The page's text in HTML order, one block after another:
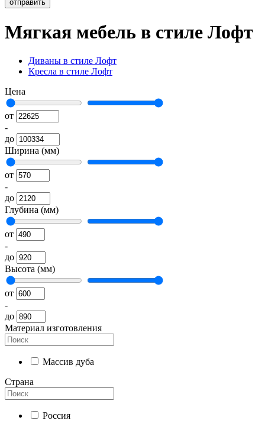
Мягкая мебель в стиле Лофт
Диваны в стиле Лофт
Кресла в стиле Лофт
Цена
от
-
до
Ширина (мм)
от
-
до
Глубина (мм)
от
-
до
Высота (мм)
от
-
до
Материал изготовления
Массив дуба
Страна
Россия